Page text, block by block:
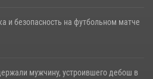
и безопасность на футбольном матче
мужчину, устроившего дебош в